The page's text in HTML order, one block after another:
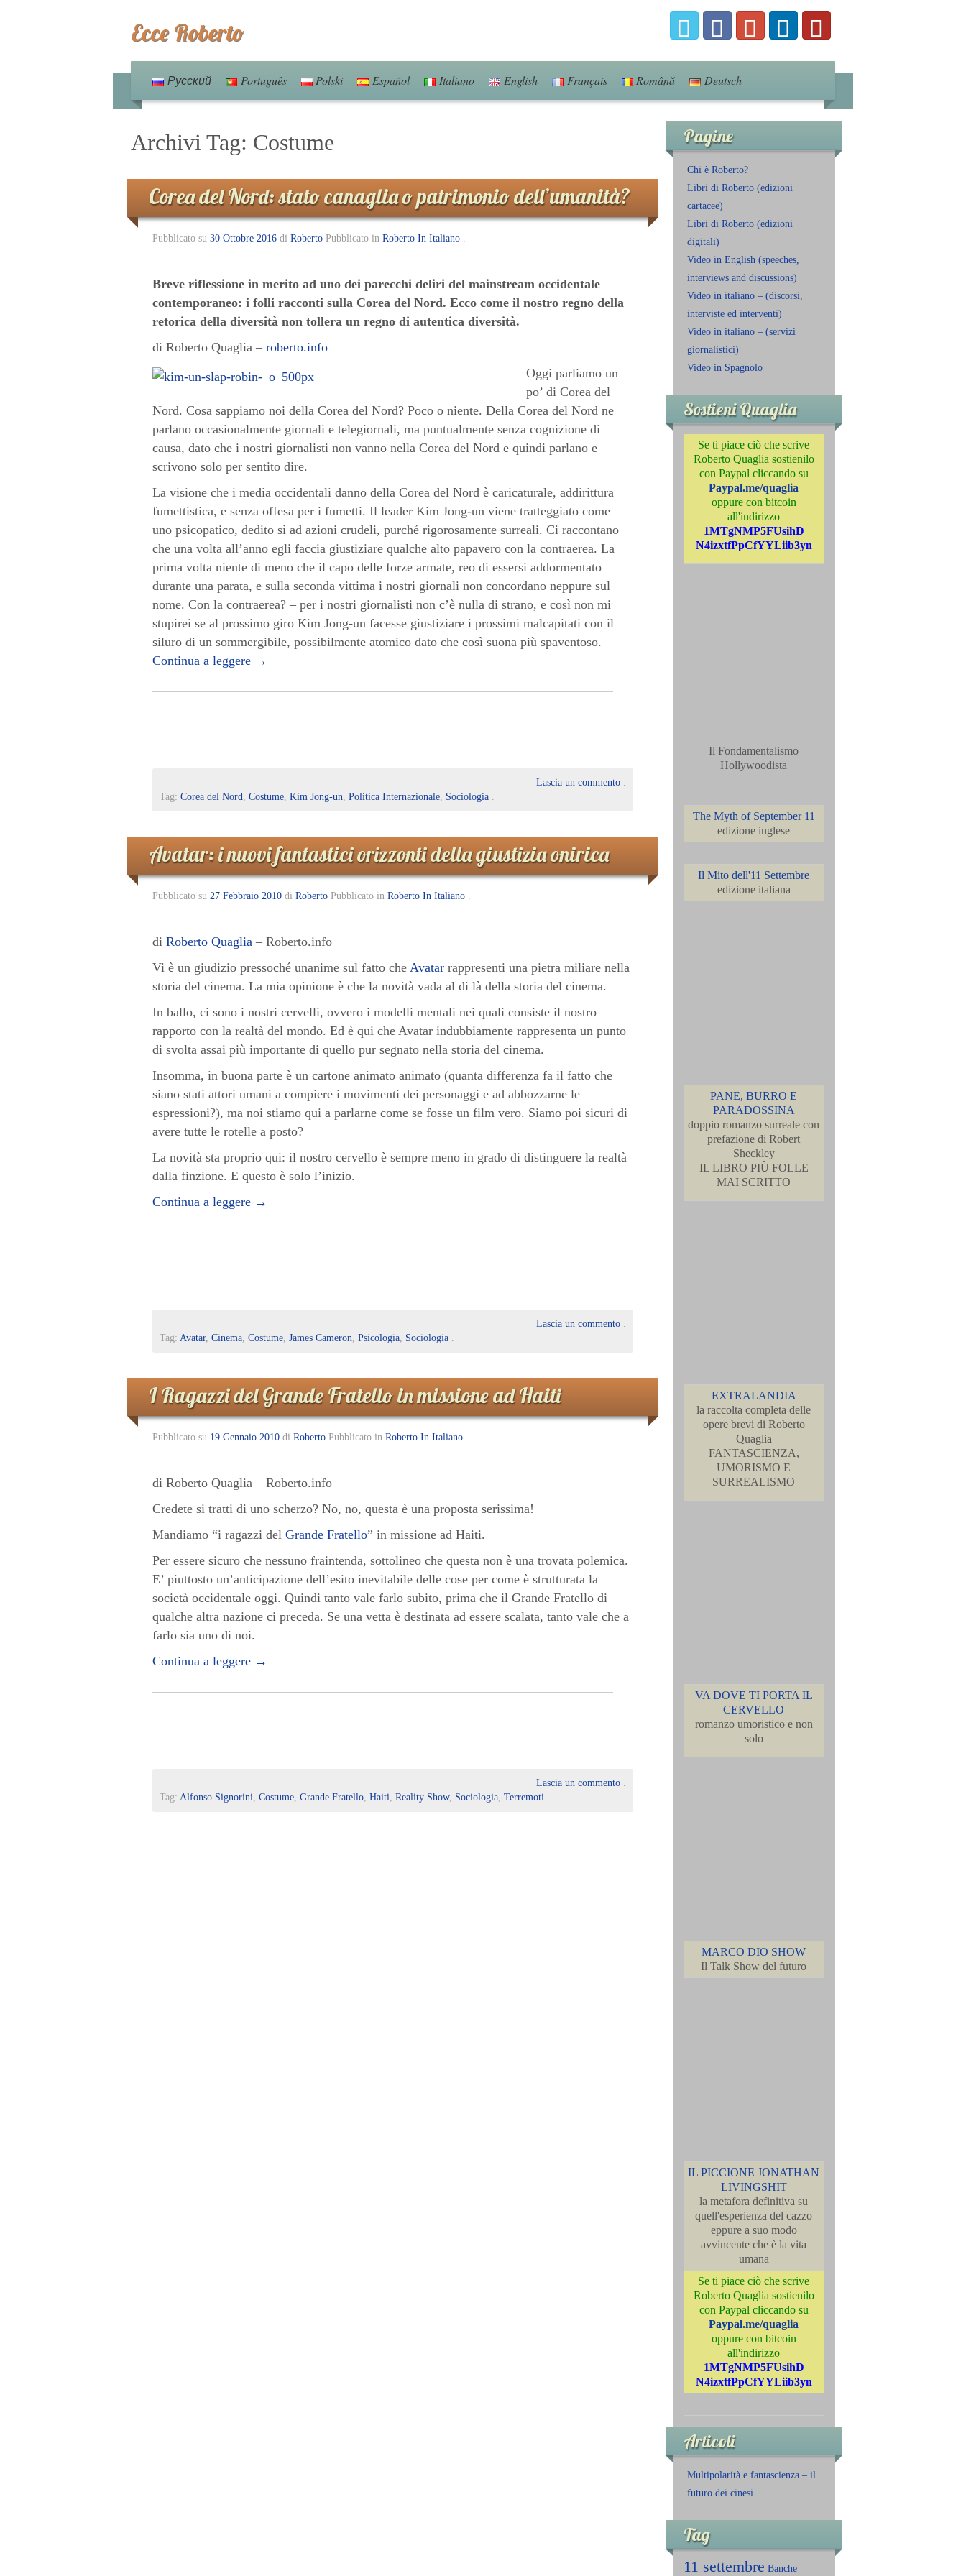
Ecce Roberto
Русский Português Polski Español Italiano English Français Română Deutsch
Archivi Tag: Costume
Corea del Nord: stato canaglia o patrimonio dell’umanità?
Pubblicato su 30 Ottobre 2016 di Roberto Pubblicato in Roberto In Italiano .
Breve riflessione in merito ad uno dei parecchi deliri del mainstream occidentale
contemporaneo: i folli racconti sulla Corea del Nord. Ecco come il nostro regno della
retorica della diversità non tollera un regno di autentica diversità.
di Roberto Quaglia – roberto.info
Oggi parliamo un
po’ di Corea del
Nord. Cosa sappiamo noi della Corea del Nord? Poco o niente. Della Corea del Nord ne
parlano occasionalmente giornali e telegiornali, ma puntualmente senza cognizione di
causa, dato che i nostri giornalisti non vanno nella Corea del Nord e quindi parlano e
scrivono solo per sentito dire.
La visione che i media occidentali danno della Corea del Nord è caricaturale, addirittura
fumettistica, e senza offesa per i fumetti. Il leader Kim Jong-un viene tratteggiato come
uno psicopatico, dedito sì ad azioni crudeli, purché rigorosamente surreali. Ci raccontano
che una volta all’anno egli faccia giustiziare qualche alto papavero con la contraerea. La
prima volta niente di meno che il capo delle forze armate, reo di essersi addormentato
durante una parata, e sulla seconda vittima i nostri giornali non concordano neppure sul
nome. Con la contraerea? – per i nostri giornalisti non c’è nulla di strano, e così non mi
stupirei se al prossimo giro Kim Jong-un facesse giustiziare i prossimi malcapitati con il
siluro di un sommergibile, possibilmente atomico dato che così suona più spaventoso.
Continua a leggere →
Lascia un commento .
Tag: Corea del Nord, Costume, Kim Jong-un, Politica Internazionale, Sociologia .
Avatar: i nuovi fantastici orizzonti della giustizia onirica
Pubblicato su 27 Febbraio 2010 di Roberto Pubblicato in Roberto In Italiano .
di Roberto Quaglia – Roberto.info
Vi è un giudizio pressoché unanime sul fatto che Avatar rappresenti una pietra miliare nella
storia del cinema. La mia opinione è che la novità vada al di là della storia del cinema.
In ballo, ci sono i nostri cervelli, ovvero i modelli mentali nei quali consiste il nostro
rapporto con la realtà del mondo. Ed è qui che Avatar indubbiamente rappresenta un punto
di svolta assai più importante di quello pur segnato nella storia del cinema.
Insomma, in buona parte è un cartone animato animato (quanta differenza fa il fatto che
siano stati attori umani a compiere i movimenti dei personaggi e ad abbozzarne le
espressioni?), ma noi stiamo qui a parlarne come se fosse un film vero. Siamo poi sicuri di
avere tutte le rotelle a posto?
La novità sta proprio qui: il nostro cervello è sempre meno in grado di distinguere la realtà
dalla finzione. E questo è solo l’inizio.
Continua a leggere →
Lascia un commento .
Tag: Avatar, Cinema, Costume, James Cameron, Psicologia, Sociologia .
I Ragazzi del Grande Fratello in missione ad Haiti
Pubblicato su 19 Gennaio 2010 di Roberto Pubblicato in Roberto In Italiano .
di Roberto Quaglia – Roberto.info
Credete si tratti di uno scherzo? No, no, questa è una proposta serissima!
Mandiamo “i ragazzi del Grande Fratello” in missione ad Haiti.
Per essere sicuro che nessuno fraintenda, sottolineo che questa non è una trovata polemica.
E’ piuttosto un’anticipazione dell’esito inevitabile delle cose per come è strutturata la
società occidentale oggi. Quindi tanto vale farlo subito, prima che il Grande Fratello di
qualche altra nazione ci preceda. Se una vetta è destinata ad essere scalata, tanto vale che a
farlo sia uno di noi.
Continua a leggere →
Lascia un commento .
Tag: Alfonso Signorini, Costume, Grande Fratello, Haiti, Reality Show, Sociologia, Terremoti .
Pagine
Chi è Roberto?
Libri di Roberto (edizioni
cartacee)
Libri di Roberto (edizioni
digitali)
Video in English (speeches,
interviews and discussions)
Video in italiano – (discorsi,
interviste ed interventi)
Video in italiano – (servizi
giornalistici)
Video in Spagnolo
Sostieni Quaglia
Se ti piace ciò che scrive
Roberto Quaglia sostienilo
con Paypal cliccando su
Paypal.me/quaglia
oppure con bitcoin
all'indirizzo
1MTgNMP5FUsihD
N4izxtfPpCfYYLiib3yn
Il Fondamentalismo
Hollywoodista
The Myth of September 11
edizione inglese
Il Mito dell'11 Settembre
edizione italiana
PANE, BURRO E
PARADOSSINA
doppio romanzo surreale con
prefazione di Robert
Sheckley
IL LIBRO PIÙ FOLLE
MAI SCRITTO
EXTRALANDIA
la raccolta completa delle
opere brevi di Roberto
Quaglia
FANTASCIENZA,
UMORISMO E
SURREALISMO
VA DOVE TI PORTA IL
CERVELLO
romanzo umoristico e non
solo
MARCO DIO SHOW
Il Talk Show del futuro
IL PICCIONE JONATHAN
LIVINGSHIT
la metafora definitiva su
quell'esperienza del cazzo
eppure a suo modo
avvincente che è la vita
umana
Se ti piace ciò che scrive
Roberto Quaglia sostienilo
con Paypal cliccando su
Paypal.me/quaglia
oppure con bitcoin
all'indirizzo
1MTgNMP5FUsihD
N4izxtfPpCfYYLiib3yn
Articoli
Multipolarità e fantascienza – il
futuro dei cinesi
Tag
11 settembre Banche